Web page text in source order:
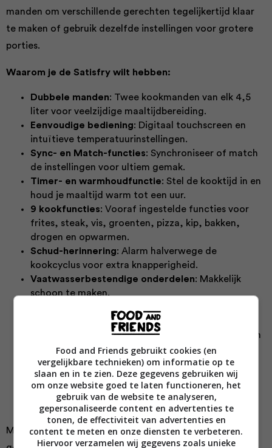
manden om verschillende gerechten tegelijkertijd klaar
te maken of gebruik dezelfde instellingen voor grotere
porties.
Waarom je de Satisfry wilt hebben:
Dubbele manden: Twee kookmanden van elk 4,5
liter voor veelzijdige maaltijdbereiding.
Eenvoudige bediening: Digitaal touchscreen en
intuïtieve temperatuurinstellingen.
Sync- en Match-functies: Synchroniseer of match
de instellingen voor ultiem gemak.
Timer- en warmhoudfunctie: Stel de kooktijd in en
houd je maaltijd warm tot een uur.
9 kookfuncties: Vooraf ingestelde functies voor
frites, steak, vis, groenten, pizza, kip, bakken,
drogen en opwarmen.
Schud-herinnering: Alarm halverwege de
kookcyclus voor extra knapperigheid.
Vaatwasserbestendige onderdelen: Makkelijk
schoon te maken.
resultaten en minder olie.
: Tot 43% minder energieverbruik dan
een traditionele oven.
Hoog vermogen: 2800 Watt voor snelle en
efficiënte maaltijdbereiding.
Stijlvol design: Champagnekleurige accenten die
passen bij elke keukenstijl.
Met de Satisfry geniet je van heerlijke, knapperige
Food and Friends gebruikt cookies (en
vergelijkbare technieken) om informatie op te
slaan en in te zien. Deze gegevens gebruiken wij
om onze website goed te laten functioneren, het
gebruik van de website te analyseren,
gepersonaliseerde content en advertenties te
tonen, de effectiviteit van advertenties en
content te meten en onze diensten te verbeteren.
Hiervoor verzamelen wij gegevens zoals unieke